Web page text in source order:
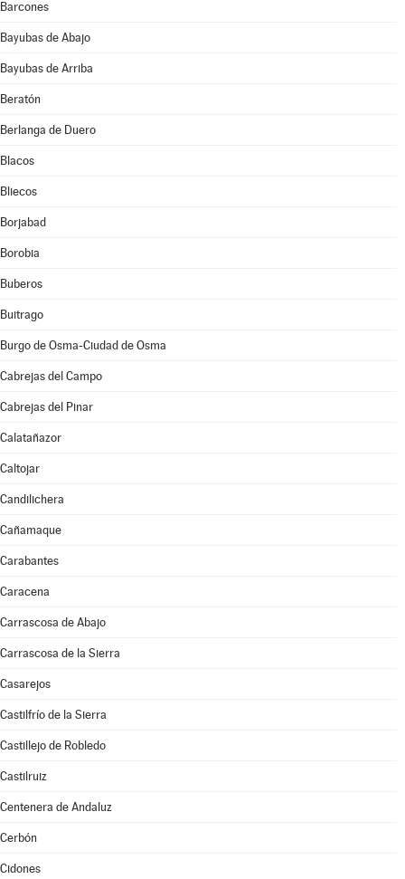
Barcones
Bayubas de Abajo
Bayubas de Arriba
Beratón
Berlanga de Duero
Blacos
Bliecos
Borjabad
Borobia
Buberos
Buitrago
Burgo de Osma-Ciudad de Osma
Cabrejas del Campo
Cabrejas del Pinar
Calatañazor
Caltojar
Candilichera
Cañamaque
Carabantes
Caracena
Carrascosa de Abajo
Carrascosa de la Sierra
Casarejos
Castilfrío de la Sierra
Castillejo de Robledo
Castilruiz
Centenera de Andaluz
Cerbón
Cidones